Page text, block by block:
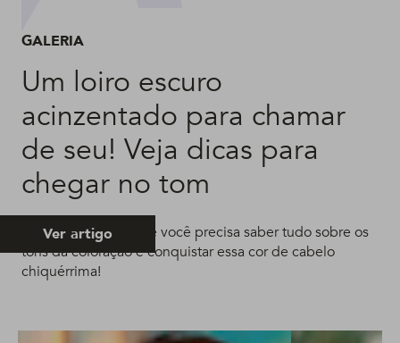
GALERIA
Um loiro escuro
acinzentado para chamar
de seu! Veja dicas para
chegar no tom
Reunimos tudo o que você precisa saber tudo sobre os
tons da coloração e conquistar essa cor de cabelo
chiquérrima!
Ver artigo